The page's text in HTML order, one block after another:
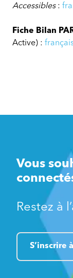
Accessibles:
Fiche Bilan
Active) :
Vous
Restez à
S’inscrire